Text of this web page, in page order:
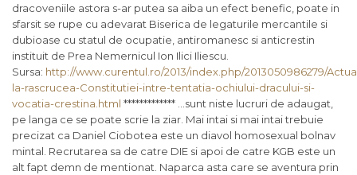
dracoveniile astora s-ar putea sa aiba un efect benefic, poate in
sfarsit se rupe cu adevarat Biserica de legaturile mercantile si
dubioase cu statul de ocupatie, antiromanesc si anticrestin
instituit de Prea Nemernicul Ion Ilici Iliescu.
Sursa: http://www.curentul.ro/2013/index.php/2013050986279/
la-rascrucea-Constitutiei-intre-tentatia-ochiului-dracului-si-
vocatia-crestina.html ************* …sunt niste lucruri de adaugat,
pe langa ce se poate scrie la ziar. Mai intai si mai intai trebuie
precizat ca Daniel Ciobotea este un diavol homosexual bolnav
mintal. Recrutarea sa de catre DIE si apoi de catre KGB este un
alt fapt demn de mentionat. Naparca asta care se aventura prin